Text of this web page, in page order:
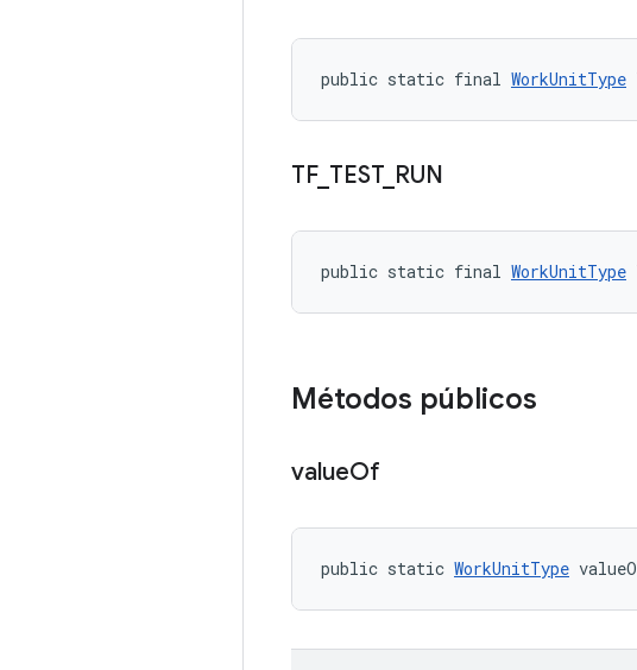
public static final WorkUnitType
TF_ TEST_ RUN
public static final WorkUnitType
Métodos públicos
valueOf
public static WorkUnitType